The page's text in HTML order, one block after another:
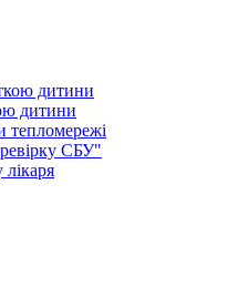
дитини
тепломережі
СБУ"